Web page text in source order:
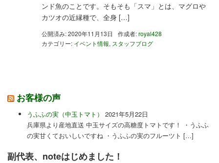
ンド魚のことです。そもそも「スマ」とは、マグロや
カツオの近縁種で、全身 […]
公開済み: 2020年11月13日 作成者:royal428
カテゴリー: イベント情報, スタッフブログ
お客様の声
うふふの実（中玉トマト）
2021年5月22日
兵庫県より産地直送 中玉サイズの高糖度トマトです！ ・うふふ
の実甘くておいしいですね ・うふふの実のフルーツト […]
副代表、noteはじめました！